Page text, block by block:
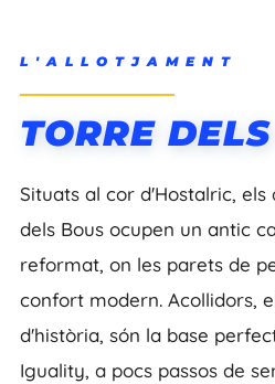
L'ALLOTJAMENT
TORRE
Situats al cor d'Hostalric,
dels Bous ocupen un antic
reformat, on les parets de
confort modern. Acollidors,
d'història, són la base
Iguality, a pocs passos de